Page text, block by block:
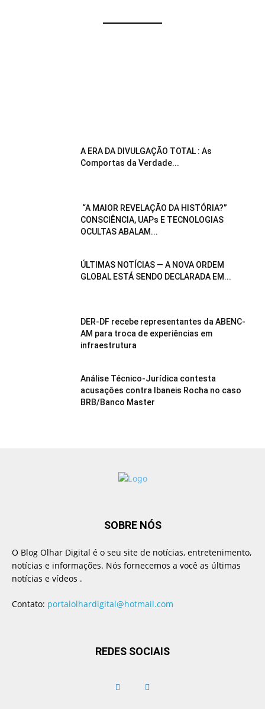
A ERA DA DIVULGAÇÃO TOTAL : As
Comportas da Verdade...
“A MAIOR REVELAÇÃO DA HISTÓRIA?”
CONSCIÊNCIA, UAPs E TECNOLOGIAS
OCULTAS ABALAM...
ÚLTIMAS NOTÍCIAS — A NOVA ORDEM
GLOBAL ESTÁ SENDO DECLARADA EM...
DER-DF recebe representantes da ABENC-
AM para troca de experiências em
infraestrutura
Análise Técnico-Jurídica contesta
acusações contra Ibaneis Rocha no caso
BRB/Banco Master
SOBRE NÓS
O Blog Olhar Digital é o seu site de notícias, entretenimento,
notícias e informações. Nós fornecemos a você as últimas
notícias e vídeos .
Contato: portalolhardigital@hotmail.com
REDES SOCIAIS